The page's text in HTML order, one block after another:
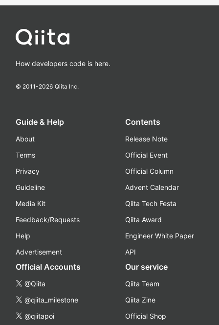
How developers code is here.
© 2011-2026 Qiita Inc.
Guide & Help
About
Terms
Privacy
Guideline
Media Kit
Feedback/Requests
Help
Advertisement
Contents
Release Note
Official Event
Official Column
Advent Calendar
Qiita Tech Festa
Qiita Award
Engineer White Paper
API
Official Accounts
@Qiita
@qiita_milestone
@qiitapoi
Our service
Qiita Team
Qiita Zine
Official Shop